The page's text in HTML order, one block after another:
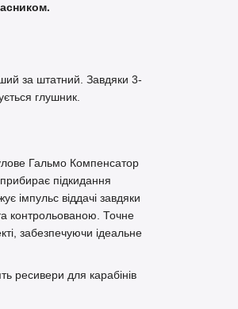
за штатний. Завдяки 3-
глушник.
Гальмо Компенсатор
підкидання
імпульс віддачі завдяки
контрольованою. Точне
забезпечуючи ідеальне
ресивери для карабінів